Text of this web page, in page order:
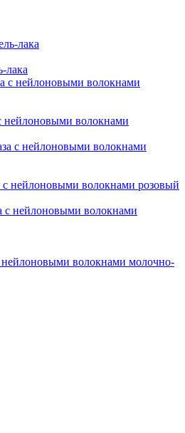
лака
нейлоновыми волокнами
с нейлоновыми волокнами розовый
нейлоновыми волокнами молочно-